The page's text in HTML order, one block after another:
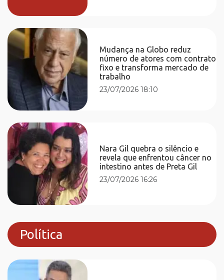
Mudança na Globo reduz
número de atores com contrato
fixo e transforma mercado de
trabalho
23/07/2026 18:10
Nara Gil quebra o silêncio e
revela que enfrentou câncer no
intestino antes de Preta Gil
23/07/2026 16:26
Política